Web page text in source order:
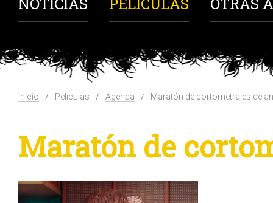
Inicio Películas Agenda Maratón de cortometrajes de
Maratón de